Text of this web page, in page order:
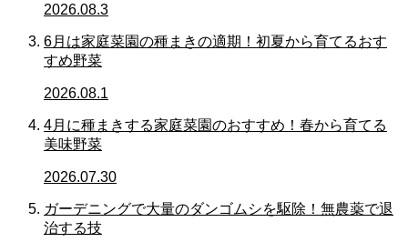
2026.08.3
6月は家庭菜園の種まきの適期！初夏から育てるおす
すめ野菜
2026.08.1
4月に種まきする家庭菜園のおすすめ！春から育てる
美味野菜
2026.07.30
ガーデニングで大量のダンゴムシを駆除！無農薬で退
治する技